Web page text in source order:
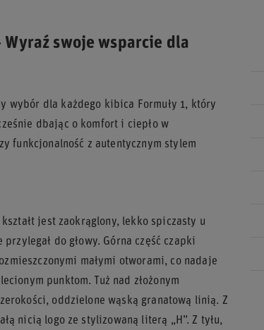
Wyraź swoje wsparcie dla
wybór dla każdego kibica Formuły 1, który
dbając o komfort i ciepło w
funkcjonalność z autentycznym stylem
jest zaokrąglony, lekko spiczasty u
do głowy. Górna część czapki
małymi otworami, co nadaje
punktom. Tuż nad złożonym
oddzielone wąską granatową linią. Z
nicią logo ze stylizowaną literą „H”. Z tyłu,